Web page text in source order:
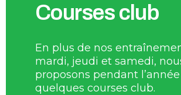
Courses club
En plus de nos
mardi, jeudi et samedi,
proposons pendant l’année
quelques courses club.